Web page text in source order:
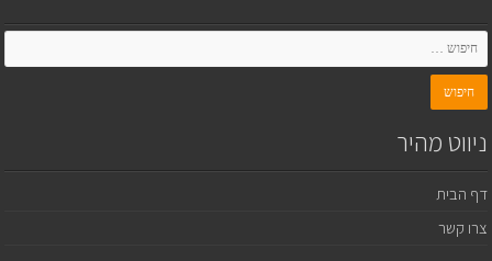
ניווט מהיר
דף הבית
צרו קשר